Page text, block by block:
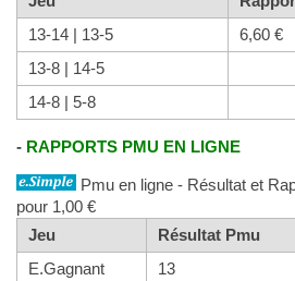
13-14 | 13-5
6,60 €
13-8 | 14-5
14-8 | 5-8
- RAPPORTS PMU EN LIGNE
Pmu en ligne - Résultat et
pour 1,00 €
Jeu
Résultat Pmu
E.Gagnant
13